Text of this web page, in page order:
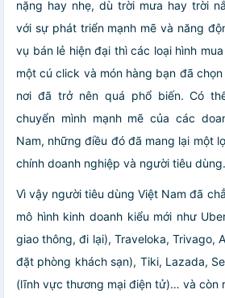
nặng hay nhẹ, dù trời mưa hay trời
với sự phát triển mạnh mẽ và năng
vụ bán lẻ hiện đại thì các loại hình
một cú click và món hàng bạn đã
nơi đã trở nên quá phổ biến. Có
chuyển mình mạnh mẽ của các
Nam, những điều đó đã mang lại một
chính doanh nghiệp và người tiêu dùng.
Vì vậy người tiêu dùng Việt Nam đã
mô hình kinh doanh kiểu mới như
giao thông, đi lại), Traveloka, Trivago,
đặt phòng khách sạn), Tiki, Lazada,
(lĩnh vực thương mại điện tử)… và còn